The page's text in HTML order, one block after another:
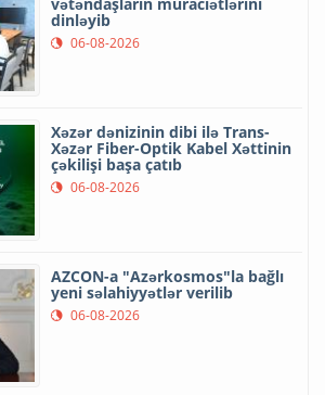
dinləyib
06-08-2026
Xəzər dənizinin dibi ilə Trans-
Xəzər Fiber-Optik Kabel Xəttinin
çəkilişi başa çatıb
06-08-2026
AZCON-a "Azərkosmos"la bağlı
yeni səlahiyyətlər verilib
06-08-2026